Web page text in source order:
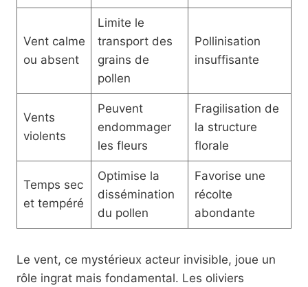
Vent calme
ou absent
Limite le
transport des
grains de
pollen
Pollinisation
insuffisante
Vents
violents
Peuvent
endommager
les fleurs
Fragilisation de
la structure
florale
Temps sec
et tempéré
Optimise la
dissémination
du pollen
Favorise une
récolte
abondante
Le vent, ce mystérieux acteur invisible, joue un
rôle ingrat mais fondamental. Les oliviers